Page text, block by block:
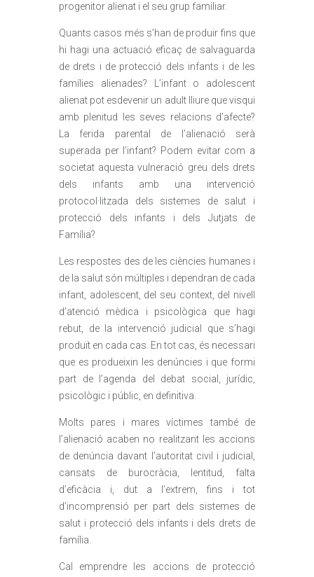
progenitor alienat i el seu grup familiar.
Quants casos més s’han de produir fins que
hi hagi una actuació eficaç de salvaguarda
de drets i de protecció dels infants i de les
famílies alienades? L’infant o adolescent
alienat pot esdevenir un adult lliure que visqui
amb plenitud les seves relacions d’afecte?
La ferida parental de l’alienació serà
superada per l’infant? Podem evitar com a
societat aquesta vulneració greu dels drets
dels infants amb una intervenció
protocol·litzada dels sistemes de salut i
protecció dels infants i dels Jutjats de
Família?
Les respostes des de les ciències humanes i
de la salut són múltiples i dependran de cada
infant, adolescent, del seu context, del nivell
d’atenció mèdica i psicològica que hagi
rebut, de la intervenció judicial que s’hagi
produït en cada cas. En tot cas, és necessari
que es produeixin les denúncies i que formi
part de l’agenda del debat social, jurídic,
psicològic i públic, en definitiva.
Molts pares i mares víctimes també de
l’alienació acaben no realitzant les accions
de denúncia davant l’autoritat civil i judicial,
cansats de burocràcia, lentitud, falta
d’eficàcia i, dut a l’extrem, fins i tot
d’incomprensió per part dels sistemes de
salut i protecció dels infants i dels drets de
família.
Cal emprendre les accions de protecció